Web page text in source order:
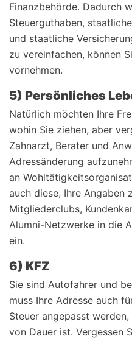
Finanzbehörde. Dadurch
Steuerguthaben,
und staatliche
zu vereinfachen, können
vornehmen.
5) Persönliches
Natürlich möchten Ihre
wohin Sie ziehen, aber
Zahnarzt, Berater und
Adressänderung
an
auch diese, Ihre Angaben
Mitgliederclubs,
Alumni-Netzwerke in die
ein.
6) KFZ
Sie sind Autofahrer und
muss Ihre Adresse auch
Steuer angepasst
von Dauer ist. Vergessen